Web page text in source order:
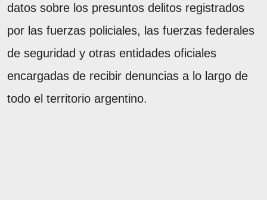
datos sobre los presuntos delitos registrados
por las fuerzas policiales, las fuerzas federales
de seguridad y otras entidades oficiales
encargadas de recibir denuncias a lo largo de
todo el territorio argentino.